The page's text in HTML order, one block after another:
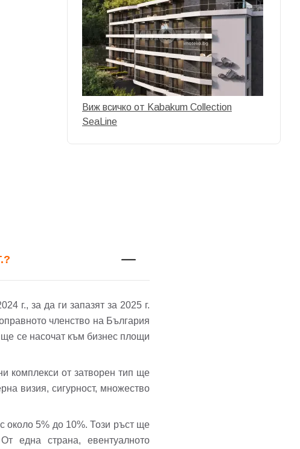
Виж всичко от Kabakum Collection
SeaLine
г., за да ги запазят за 2025 г.
членство на България
се насочат към бизнес площи
комплекси от затворен тип ще
визия, сигурност, множество
около 5% до 10%. Този ръст ще
една страна, евентуалното